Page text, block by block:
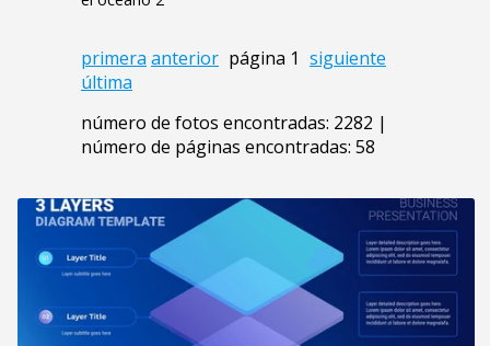
primera anterior página 1 siguiente
última
número de fotos encontradas: 2282 |
número de páginas encontradas: 58